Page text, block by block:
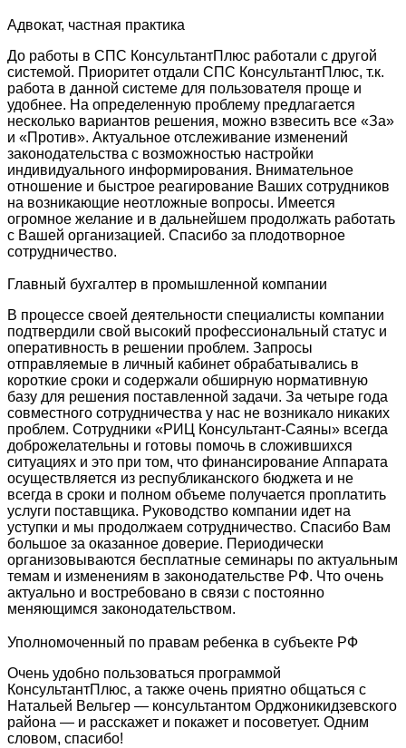
Адвокат, частная практика
До работы в СПС КонсультантПлюс работали с другой
системой. Приоритет отдали СПС КонсультантПлюс, т.к.
работа в данной системе для пользователя проще и
удобнее. На определенную проблему предлагается
несколько вариантов решения, можно взвесить все «За»
и «Против». Актуальное отслеживание изменений
законодательства с возможностью настройки
индивидуального информирования. Внимательное
отношение и быстрое реагирование Ваших сотрудников
на возникающие неотложные вопросы. Имеется
огромное желание и в дальнейшем продолжать работать
с Вашей организацией. Спасибо за плодотворное
сотрудничество.
Главный бухгалтер в промышленной компании
В процессе своей деятельности специалисты компании
подтвердили свой высокий профессиональный статус и
оперативность в решении проблем. Запросы
отправляемые в личный кабинет обрабатывались в
короткие сроки и содержали обширную нормативную
базу для решения поставленной задачи. За четыре года
совместного сотрудничества у нас не возникало никаких
проблем. Сотрудники «РИЦ Консультант-Саяны» всегда
доброжелательны и готовы помочь в сложившихся
ситуациях и это при том, что финансирование Аппарата
осуществляется из республиканского бюджета и не
всегда в сроки и полном объеме получается проплатить
услуги поставщика. Руководство компании идет на
уступки и мы продолжаем сотрудничество. Спасибо Вам
большое за оказанное доверие. Периодически
организовываются бесплатные семинары по актуальным
темам и изменениям в законодательстве РФ. Что очень
актуально и востребовано в связи с постоянно
меняющимся законодательством.
Уполномоченный по правам ребенка в субъекте РФ
Очень удобно пользоваться программой
КонсультантПлюс, а также очень приятно общаться с
Натальей Вельгер — консультантом Орджоникидзевского
района — и расскажет и покажет и посоветует. Одним
словом, спасибо!